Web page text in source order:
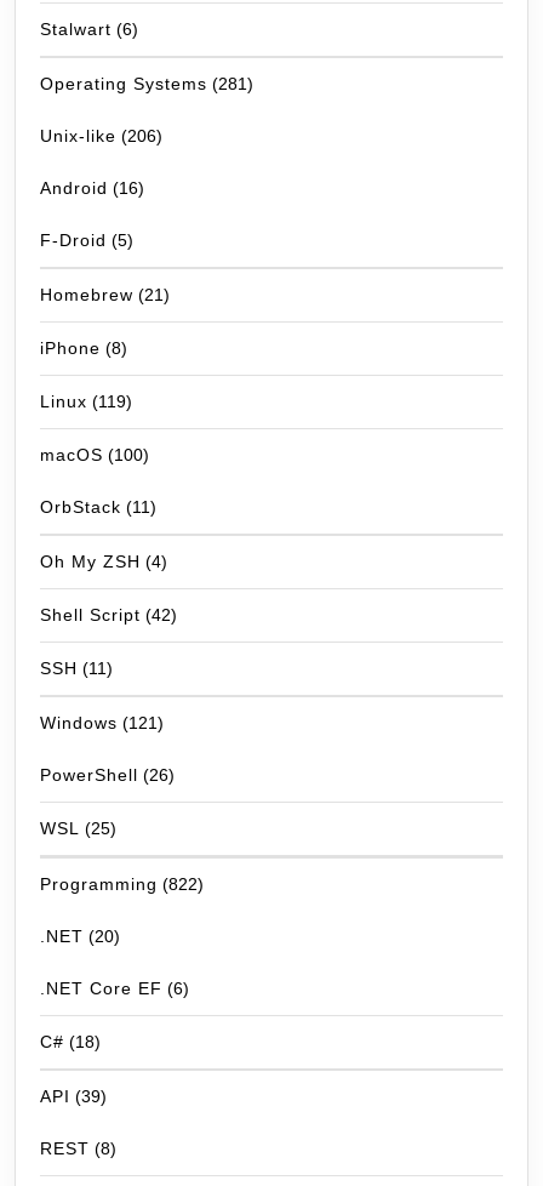
Stalwart (6)
Operating Systems (281)
Unix-like (206)
Android (16)
F-Droid (5)
Homebrew (21)
iPhone (8)
Linux (119)
macOS (100)
OrbStack (11)
Oh My ZSH (4)
Shell Script (42)
SSH (11)
Windows (121)
PowerShell (26)
WSL (25)
Programming (822)
.NET (20)
.NET Core EF (6)
C# (18)
API (39)
REST (8)